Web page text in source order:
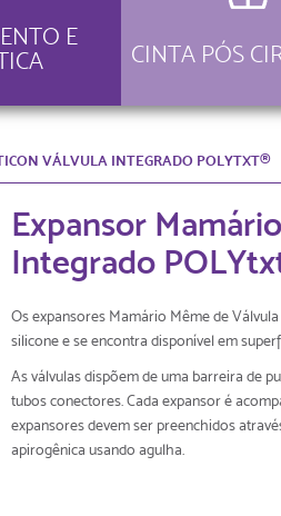
E
CINTA PÓS
VÁLVULA INTEGRADO POLYTXT®
Expansor
Integrado
Os expansores Mamário Même de
silicone e se encontra disponível em
As válvulas dispõem de uma barreira de
tubos conectores. Cada expansor é
expansores devem ser preenchidos
apirogênica usando agulha.